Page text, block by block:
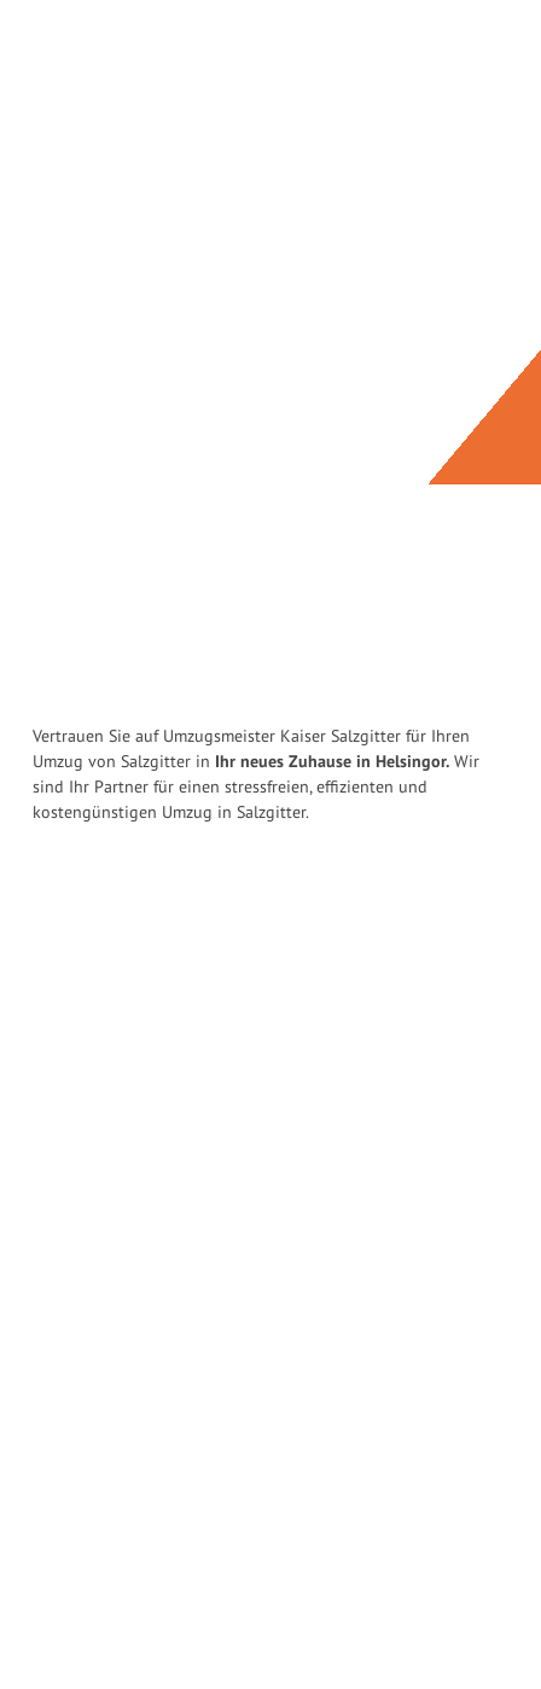
Vertrauen Sie auf Umzugsmeister Kaiser Salzgitter für Ihren
Umzug von Salzgitter in Ihr neues Zuhause in Helsingor. Wir
sind Ihr Partner für einen stressfreien, effizienten und
kostengünstigen Umzug in Salzgitter.